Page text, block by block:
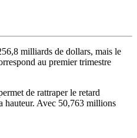
milliards de dollars, mais le
au premier trimestre
de rattraper le retard
hauteur. Avec 50,763 millions